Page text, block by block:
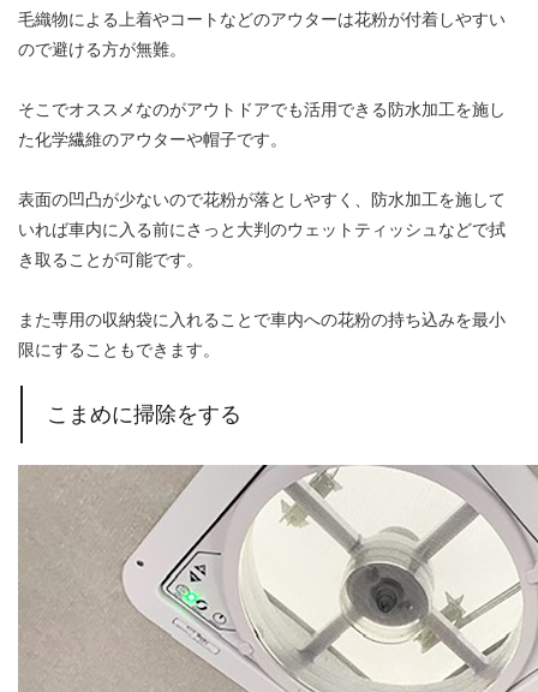
毛織物による上着やコートなどのアウターは花粉が付着しやすい
ので避ける方が無難。
そこでオススメなのがアウトドアでも活用できる防水加工を施し
た化学繊維のアウターや帽子です。
表面の凹凸が少ないので花粉が落としやすく、防水加工を施して
いれば車内に入る前にさっと大判のウェットティッシュなどで拭
き取ることが可能です。
また専用の収納袋に入れることで車内への花粉の持ち込みを最小
限にすることもできます。
こまめに掃除をする